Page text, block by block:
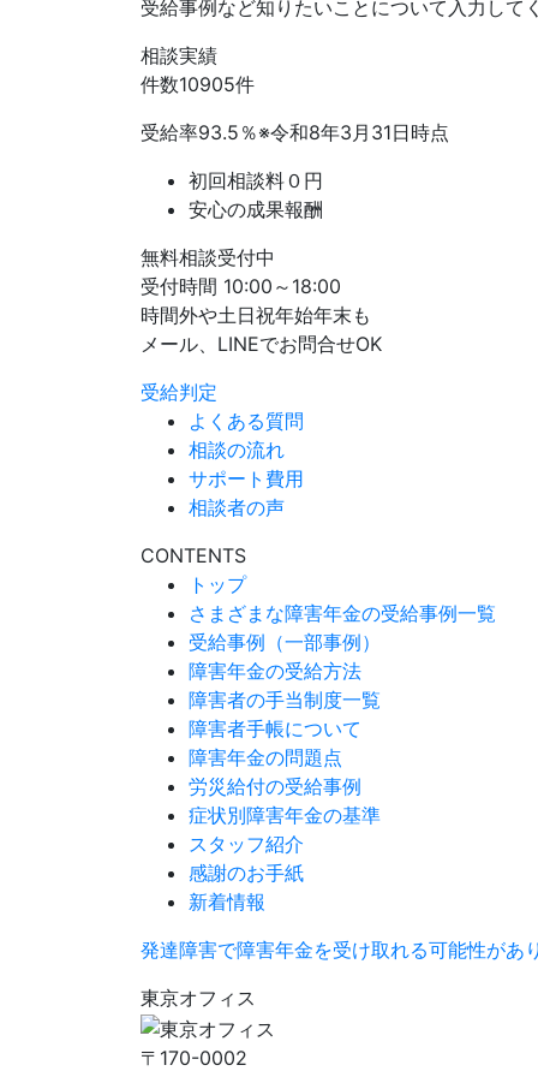
受給事例など知りたいことについて入力して
相談実績
件数10905件
受給率93.5 ％※令和8年3月31日時点
初回相談料０円
安心の成果報酬
無料相談受付中
受付時間 10:00～18:00
時間外や土日祝年始年末も
メール、LINEでお問合せOK
受給判定
よくある質問
相談の流れ
サポート費用
相談者の声
CONTENTS
トップ
さまざまな障害年金の受給事例一覧
受給事例（一部事例）
障害年金の受給方法
障害者の手当制度一覧
障害者手帳について
障害年金の問題点
労災給付の受給事例
症状別障害年金の基準
スタッフ紹介
感謝のお手紙
新着情報
発達障害で障害年金を受け取れる可能性があ
東京オフィス
〒170-0002